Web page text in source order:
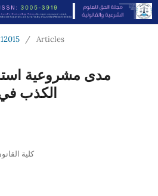
/ Articles
مدى مشروعية
الكذب في
كلية